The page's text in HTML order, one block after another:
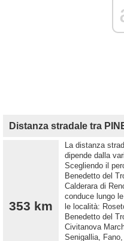
Distanza stradale tra
353 km
La distanza
dipende dalla
Scegliendo il
Benedetto del
Calderara di
conduce lungo
le località:
Benedetto del
Civitanova
Senigallia,